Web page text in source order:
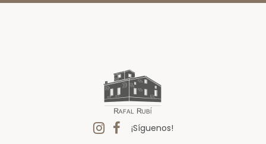
¡Síguenos!